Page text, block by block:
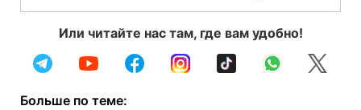
Или читайте нас там, где вам удобно!
Больше по теме: